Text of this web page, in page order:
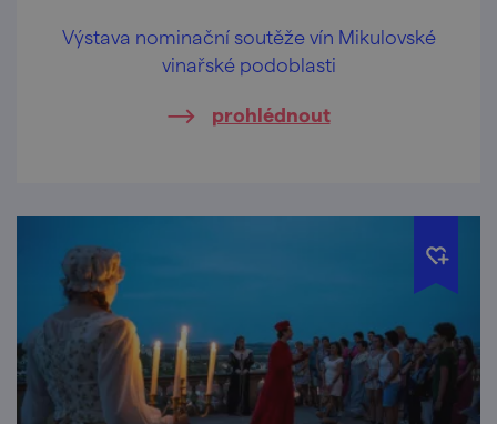
Výstava nominační soutěže vín Mikulovské
vinařské podoblasti
prohlédnout